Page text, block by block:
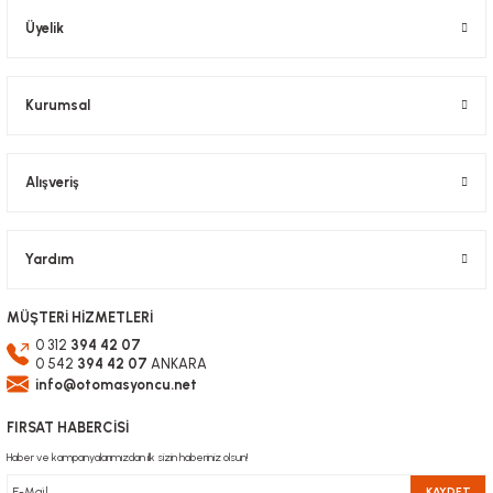
Üyelik
Kurumsal
Alışveriş
Yardım
MÜŞTERİ HİZMETLERİ
0 312 394 42 07
0 542 394 42 07 ANKARA
info@otomasyoncu.net
FIRSAT HABERCİSİ
Haber ve kampanyalarımızdan ilk sizin haberiniz olsun!